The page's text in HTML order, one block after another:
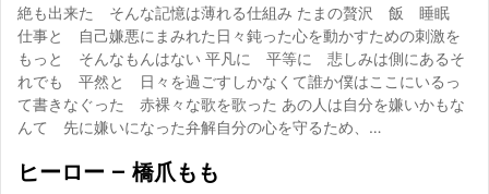
絶も出来た そんな記憶は薄れる仕組み たまの贅沢 飯 睡眠
仕事と 自己嫌悪にまみれた日々鈍った心を動かすための刺激を
もっと そんなもんはない 平凡に 平等に 悲しみは側にあるそ
れでも 平然と 日々を過ごすしかなくて誰か僕はここにいるっ
て書きなぐった 赤裸々な歌を歌った あの人は自分を嫌いかもな
んて 先に嫌いになった弁解自分の心を守るため、…
ヒーロー – 橋爪もも